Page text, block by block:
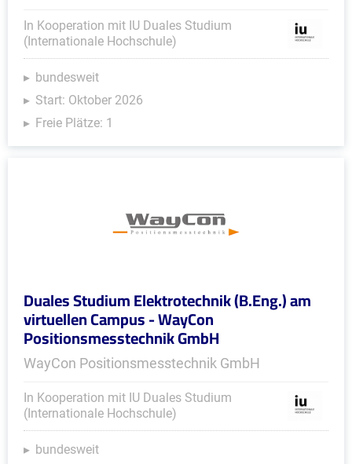
In Kooperation mit IU Duales Studium
(Internationale Hochschule)
bundesweit
Start: Oktober 2026
Freie Plätze: 1
Duales Studium Elektrotechnik (B.Eng.) am
virtuellen Campus - WayCon
Positionsmesstechnik GmbH
WayCon Positionsmesstechnik GmbH
In Kooperation mit IU Duales Studium
(Internationale Hochschule)
bundesweit